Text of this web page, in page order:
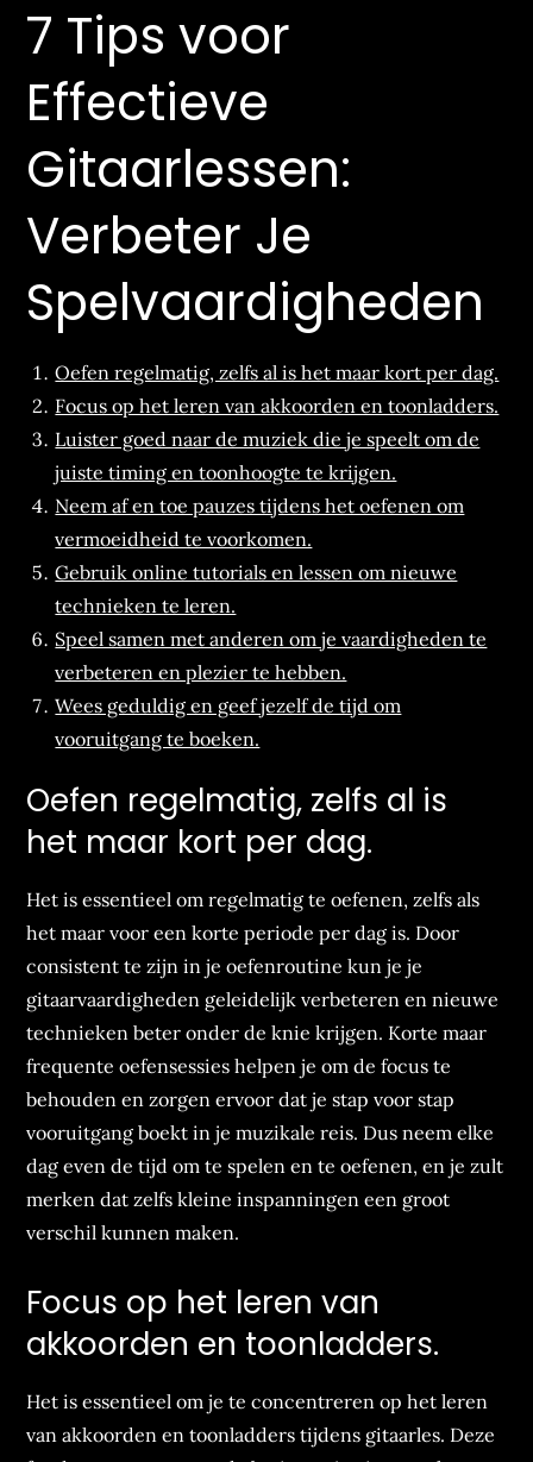
7 Tips voor
Effectieve
Gitaarlessen:
Verbeter Je
Spelvaardigheden
Oefen regelmatig, zelfs al is het maar kort per dag.
Focus op het leren van akkoorden en toonladders.
Luister goed naar de muziek die je speelt om de
juiste timing en toonhoogte te krijgen.
Neem af en toe pauzes tijdens het oefenen om
vermoeidheid te voorkomen.
Gebruik online tutorials en lessen om nieuwe
technieken te leren.
Speel samen met anderen om je vaardigheden te
verbeteren en plezier te hebben.
Wees geduldig en geef jezelf de tijd om
vooruitgang te boeken.
Oefen regelmatig, zelfs al is
het maar kort per dag.
Het is essentieel om regelmatig te oefenen, zelfs als
het maar voor een korte periode per dag is. Door
consistent te zijn in je oefenroutine kun je je
gitaarvaardigheden geleidelijk verbeteren en nieuwe
technieken beter onder de knie krijgen. Korte maar
frequente oefensessies helpen je om de focus te
behouden en zorgen ervoor dat je stap voor stap
vooruitgang boekt in je muzikale reis. Dus neem elke
dag even de tijd om te spelen en te oefenen, en je zult
merken dat zelfs kleine inspanningen een groot
verschil kunnen maken.
Focus op het leren van
akkoorden en toonladders.
Het is essentieel om je te concentreren op het leren
van akkoorden en toonladders tijdens gitaarles. Deze